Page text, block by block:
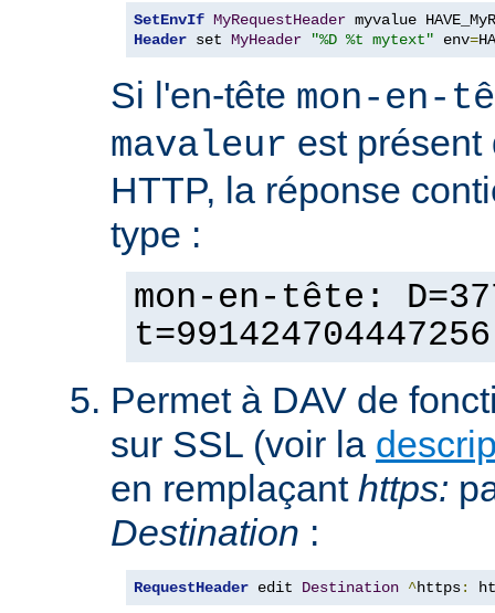
SetEnvIf MyRequestHeader
Header set MyHeader "%D %t mytext" env=
Si l'en-tête mon-en-
mavaleur est présent
HTTP, la réponse
type :
mon-en-tête:
Permet à DAV de
sur SSL (voir la
en remplaçant https:
Destination :
RequestHeader edit Destination ^https: